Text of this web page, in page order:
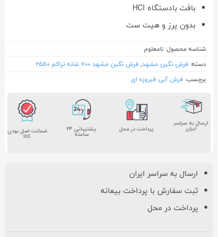
بافت بادستگاه HCI
بدون پرز و هیت ست
شناسه محصول: نامعلوم
دسته: فرش نگین مشهد, فرش نگین مشهد 700 شانه تراکم 2550
برچسب: فرش آبی فیروزه ای
ارسال به سراسر
ایران پرداخت در محل پشتیبانی ۲۴
ساعته ضمانت اصل بودن
کالا
ارسال به سراسر ایران
ثبت سفارش با پرداخت بیعانه
پرداخت در محل